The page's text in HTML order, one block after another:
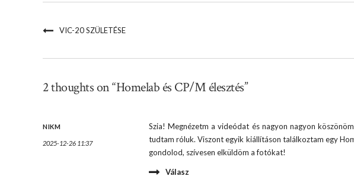
VIC-20 SZÜLETÉSE
2 thoughts on “Homelab és CP/M élesztés”
NIKM
2025-12-26 11:37
Szia! Megnézetm a videódat és nagyon nagyon
tudtam róluk. Viszont egyik kiállításon találkoztam egy
gondolod, szívesen elküldöm a fotókat!
Válasz